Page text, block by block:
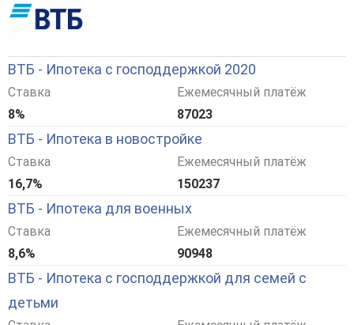
ВТБ - Ипотека с господдержкой 2020
Ставка
8%
Ежемесячный платёж
87023
ВТБ - Ипотека в новостройке
Ставка
16,7%
Ежемесячный платёж
150237
ВТБ - Ипотека для военных
Ставка
8,6%
Ежемесячный платёж
90948
ВТБ - Ипотека с господдержкой для семей с
детьми